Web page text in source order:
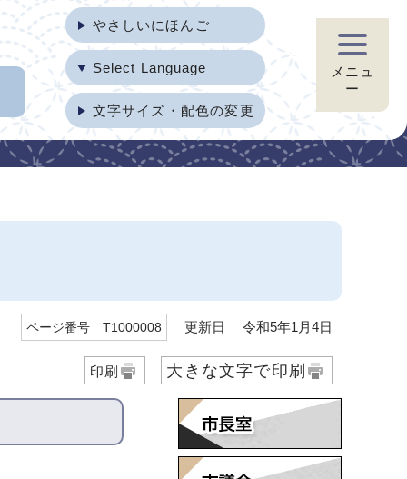
やさしいにほんご
Select Language
文字サイズ・配色の変更
メニュ
ー
ページ番号 T1000008 更新日 令和5年1月4日
印刷 大きな文字で印刷